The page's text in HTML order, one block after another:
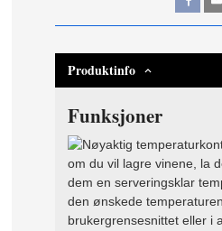
Produktinfo
Funksjoner